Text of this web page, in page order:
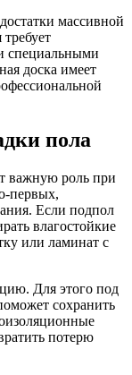
массивной
специальными
доска имеет
пола
важную роль при
первых,
Если подпол
влагостойкие
или ламинат с
Для этого под
сохранить
потерю